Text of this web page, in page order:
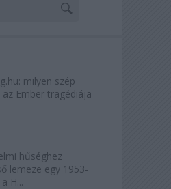
milyen szép
Ember tragédiája
hűséghez
lemeze egy 1953-
H...